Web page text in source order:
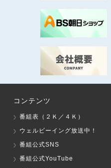
コンテンツ
番組表（２Ｋ／４Ｋ）
ウェルビーイング放送中！
番組公式SNS
番組公式YouTube